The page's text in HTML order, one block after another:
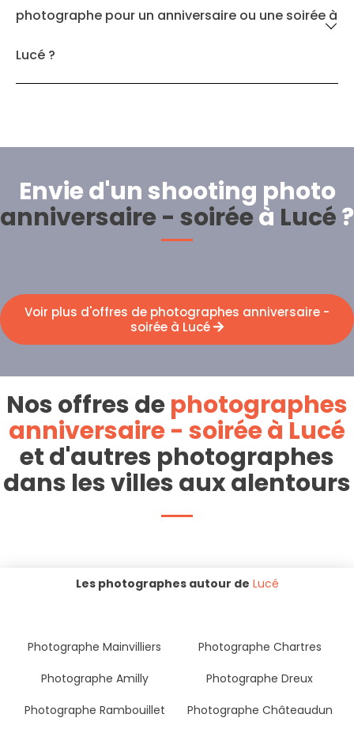
photographe pour un anniversaire ou une soirée à
Lucé ?
Envie d'un shooting photo
anniversaire - soiréeà Lucé?
Voir plus d'offres de photographes anniversaire -
soirée à Lucé
Nos offres dephotographes
anniversaire - soirée à Lucé
et d'autres photographes
dans les villes aux alentours
Les photographes autour de Lucé
Photographe Mainvilliers
Photographe Chartres
Photographe Amilly
Photographe Dreux
Photographe Rambouillet
Photographe Châteaudun